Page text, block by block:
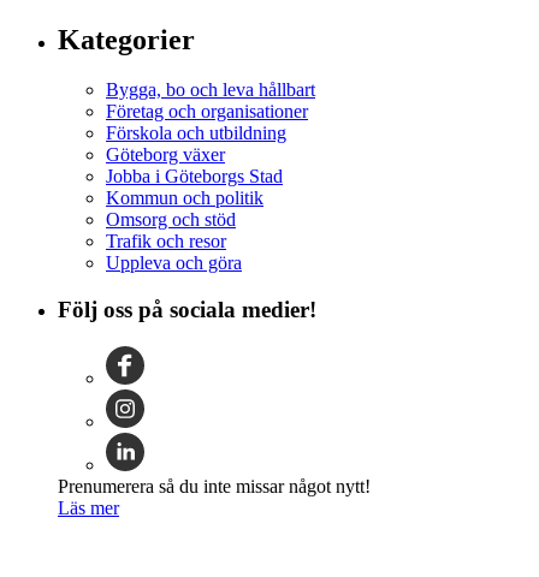
Kategorier
Bygga, bo och leva hållbart
Företag och organisationer
Förskola och utbildning
Göteborg växer
Jobba i Göteborgs Stad
Kommun och politik
Omsorg och stöd
Trafik och resor
Uppleva och göra
Följ oss på sociala medier!
Prenumerera så du inte missar något nytt!
Läs mer